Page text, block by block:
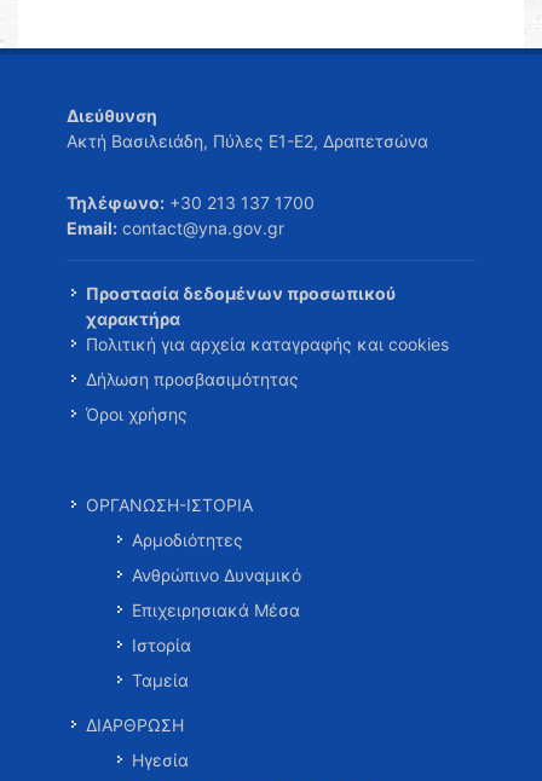
Διεύθυνση
Ακτή Βασιλειάδη, Πύλες Ε1-Ε2, Δραπετσώνα
Τηλέφωνο: +30 213 137 1700
Email: contact@yna.gov.gr
Προστασία δεδομένων προσωπικού
χαρακτήρα
Πολιτική για αρχεία καταγραφής και cookies
Δήλωση προσβασιμότητας
Όροι χρήσης
ΟΡΓΑΝΩΣΗ-ΙΣΤΟΡΙΑ
Αρμοδιότητες
Ανθρώπινο Δυναμικό
Επιχειρησιακά Μέσα
Ιστορία
Ταμεία
ΔΙΑΡΘΡΩΣΗ
Ηγεσία